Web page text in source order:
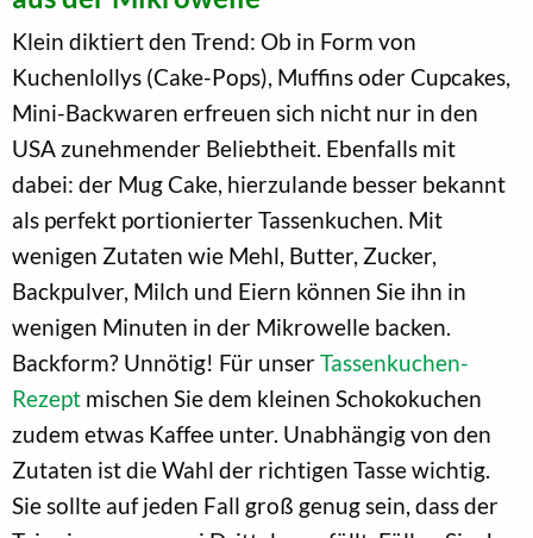
Klein diktiert den Trend: Ob in Form von
Kuchenlollys (Cake-Pops), Muffins oder Cupcakes,
Mini-Backwaren erfreuen sich nicht nur in den
USA zunehmender Beliebtheit. Ebenfalls mit
dabei: der Mug Cake, hierzulande besser bekannt
als perfekt portionierter Tassenkuchen. Mit
wenigen Zutaten wie Mehl, Butter, Zucker,
Backpulver, Milch und Eiern können Sie ihn in
wenigen Minuten in der Mikrowelle backen.
Backform? Unnötig! Für unserTassenkuchen-
Rezept mischen Sie dem kleinen Schokokuchen
zudem etwas Kaffee unter. Unabhängig von den
Zutaten ist die Wahl der richtigen Tasse wichtig.
Sie sollte auf jeden Fall groß genug sein, dass der